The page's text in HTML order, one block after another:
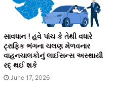
ઓફ ઈન્ડિયા.
સાવધાન ! હવે પાંચ કે તેથી વધારે
ટ્રાફિક ભંગના ચલણ મેળવનાર
વાહનચાલકોનું લાઈસન્સ અસ્થાયી
રદ્ થઈ શકે
June 17, 2026